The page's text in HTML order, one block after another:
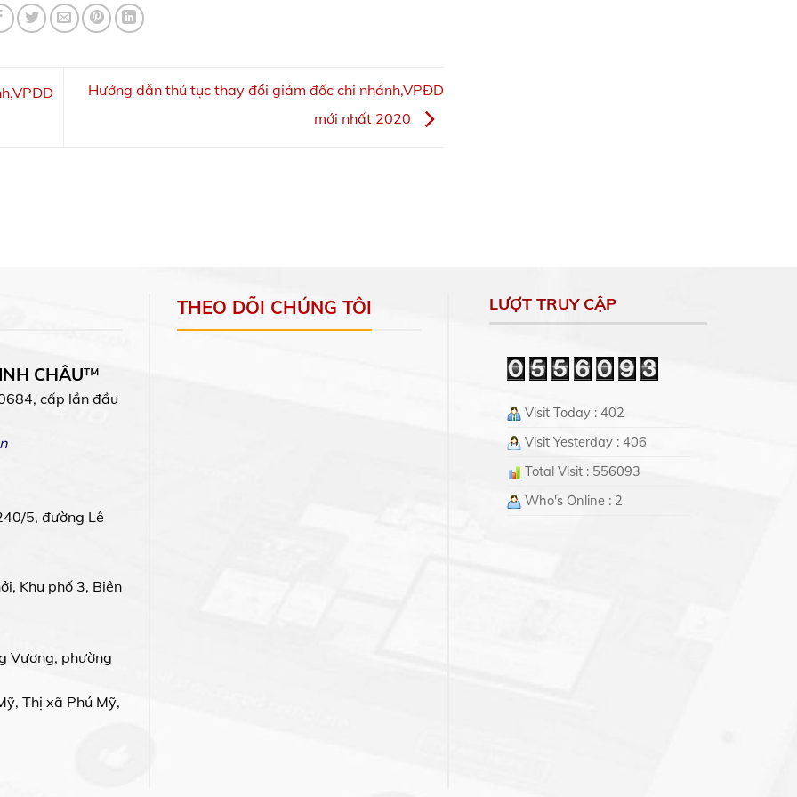
Hướng dẫn thủ tục thay đổi giám đốc chi nhánh,VPĐD
mới nhất 2020
CHÂU™
cấp lần đầu
5, đường Lê
Khu phố 3, Biên
Vương, phường
Thị xã Phú Mỹ,
THEO DÕI CHÚNG TÔI LƯỢT TRUY CẬP
Visit Today : 402
Visit Yesterday : 406
Total Visit : 556093
Who's Online : 2